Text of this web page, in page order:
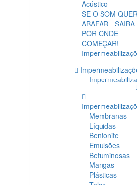
Acústico
SE O SOM QUER
ABAFAR - SAIBA
POR ONDE
COMEÇAR!
Membranas
Líquidas
Bentonite
Emulsões
Betuminosas
Mangas
Plásticas